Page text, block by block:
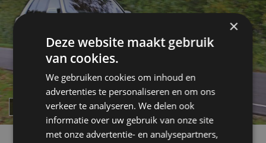
Adverteren
×
Deze website maakt gebruik
van cookies.
We gebruiken cookies om inhoud en
advertenties te personaliseren en om ons
verkeer te analyseren. We delen ook
informatie over uw gebruik van onze site
met onze advertentie- en analysepartners,